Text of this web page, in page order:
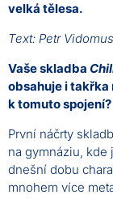
velká tělesa.
Text: Petr
Vaše skladba
obsahuje i takřka
k tomuto spojení?
První náčrty
na gymnáziu, kde
dnešní dobu
mnohem více